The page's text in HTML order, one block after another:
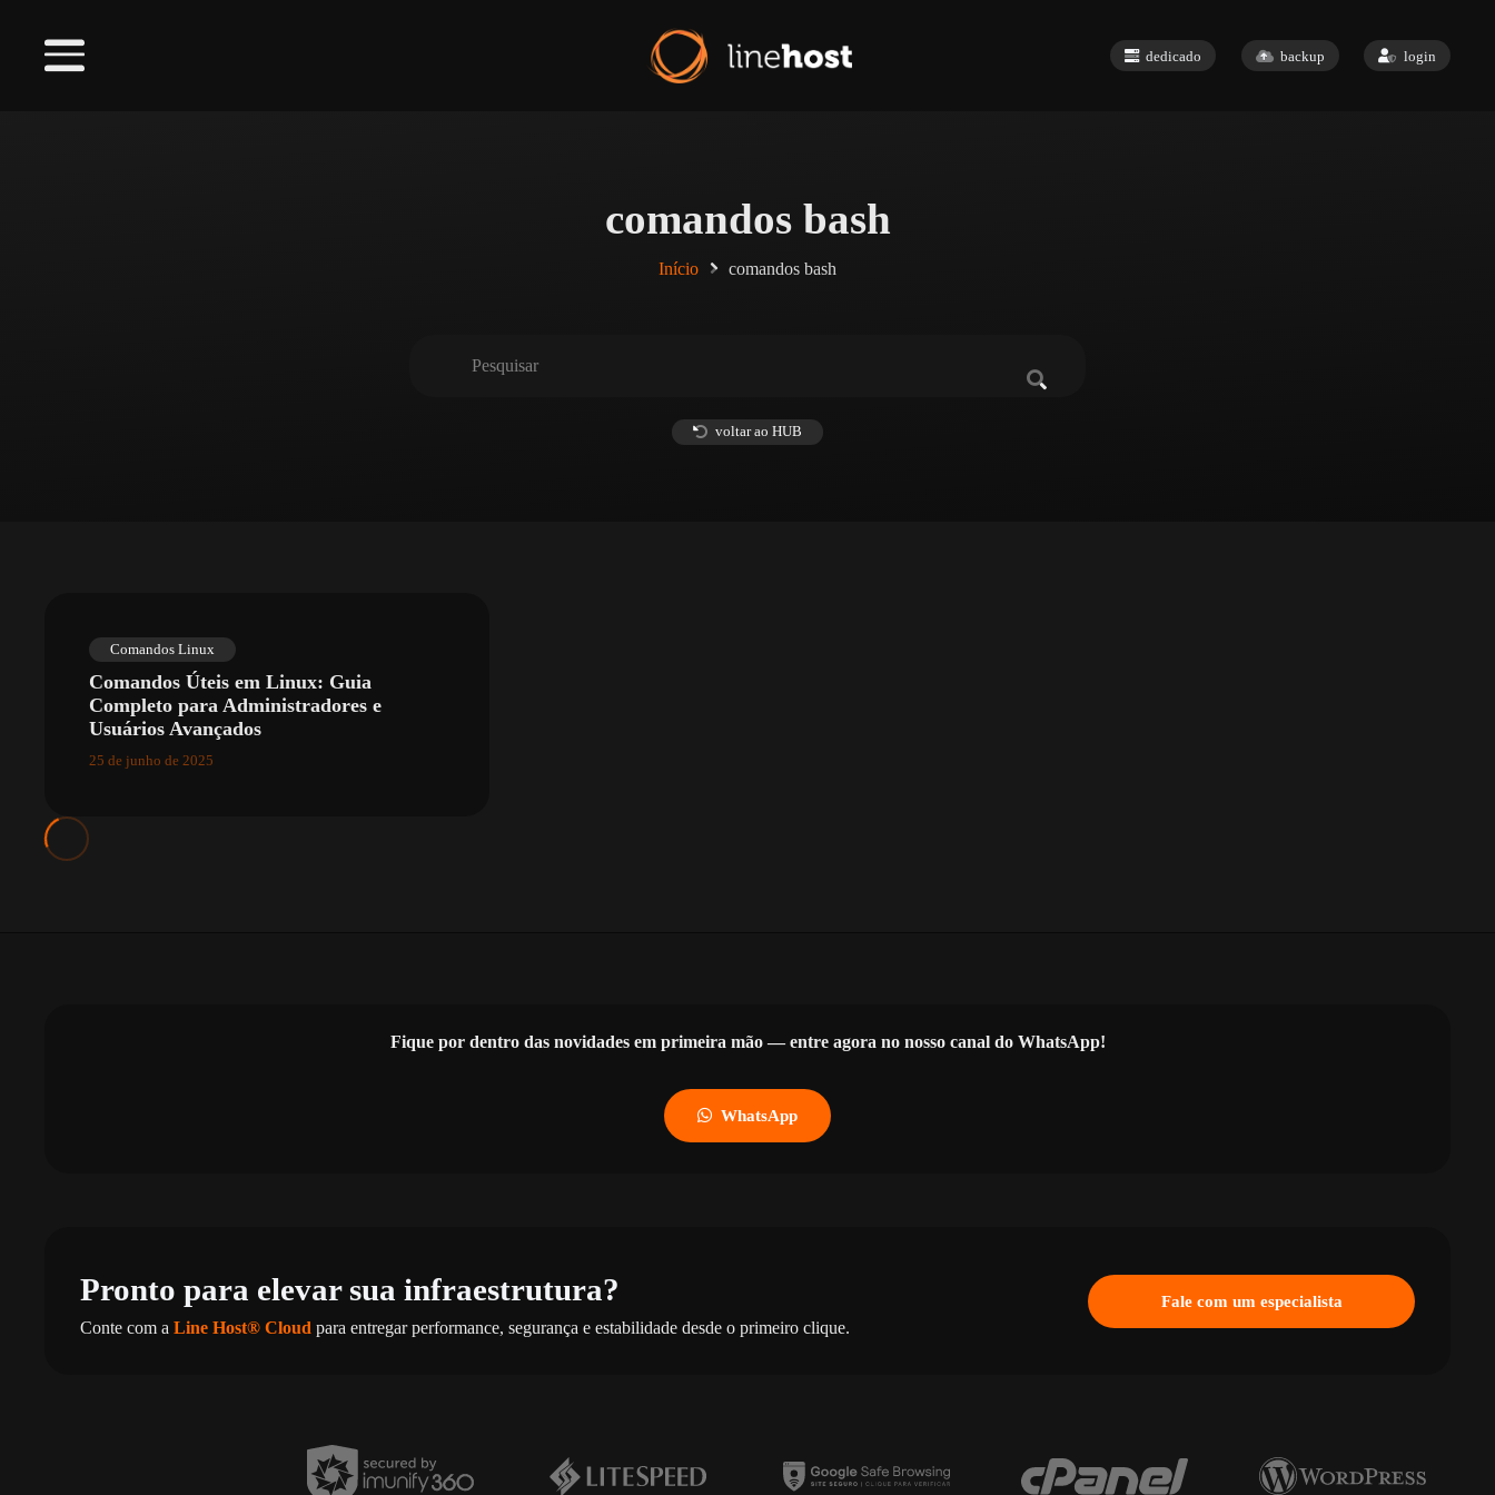
dedicado backup login
comandos bash
Início comandos bash
voltar ao HUB
Comandos Linux
Comandos Úteis em Linux: Guia
Completo para Administradores e
Usuários Avançados
25 de junho de 2025
Fique por dentro das novidades em primeira mão — entre agora no nosso canal do WhatsApp!
WhatsApp
Pronto para elevar sua infraestrutura?
Conte com a Line Host® Cloud para entregar performance, segurança e estabilidade desde o primeiro clique.
Fale com um especialista